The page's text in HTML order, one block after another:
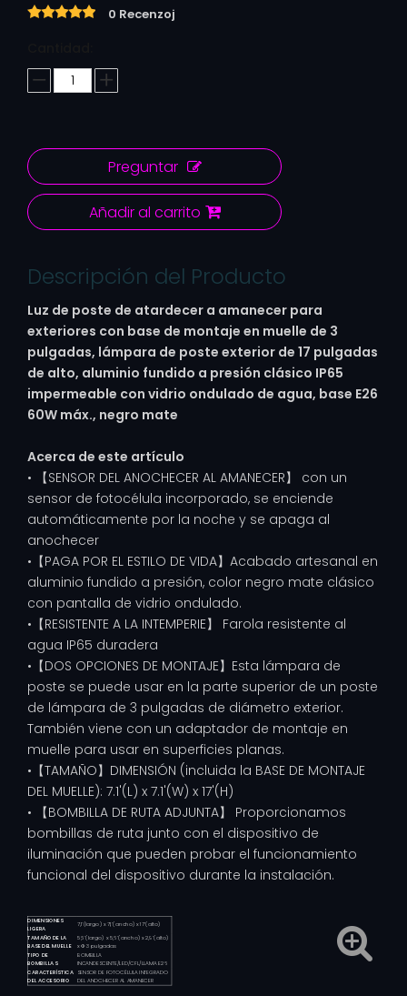
0 Recenzoj
Preguntar
Añadir al carrito
Descripción del Producto
Luz de poste de atardecer a amanecer para
exteriores con base de montaje en muelle de 3
pulgadas, lámpara de poste exterior de 17 pulgadas
de alto, aluminio fundido a presión clásico IP65
impermeable con vidrio ondulado de agua, base E26
60W máx., negro mate
Acerca de este artículo
• 【SENSOR DEL ANOCHECER AL AMANECER】 con un
sensor de fotocélula incorporado, se enciende
automáticamente por la noche y se apaga al
anochecer
•【PAGA POR EL ESTILO DE VIDA】Acabado artesanal en
aluminio fundido a presión, color negro mate clásico
con pantalla de vidrio ondulado.
•【RESISTENTE A LA INTEMPERIE】 Farola resistente al
agua IP65 duradera
•【DOS OPCIONES DE MONTAJE】Esta lámpara de
poste se puede usar en la parte superior de un poste
de lámpara de 3 pulgadas de diámetro exterior.
También viene con un adaptador de montaje en
muelle para usar en superficies planas.
•【TAMAÑO】DIMENSIÓN (incluida la BASE DE MONTAJE
DEL MUELLE): 7.1'(L) x 7.1'(W) x 17'(H)
• 【BOMBILLA DE RUTA ADJUNTA】 Proporcionamos
bombillas de ruta junto con el dispositivo de
iluminación que pueden probar el funcionamiento
funcional del dispositivo durante la instalación.
DIMENSIONES
LIGERA
7,1'(largo) x 7,1'(ancho) x 17'(alto)
TAMAÑO DE LA
BASE DEL MUELLE
5,6'(largo) x 5,6'(ancho) x 2,9'(alto)
x Φ 3 pulgadas
TIPO DE
BOMBILLAS
BOMBILLA
INCANDESCENTE/LED/CFL/LLAMA E26
CARACTERÍSTICA
DEL ACCESORIO
SENSOR DE FOTOCÉLULA INTEGRADO
DEL ANOCHECER AL AMANECER